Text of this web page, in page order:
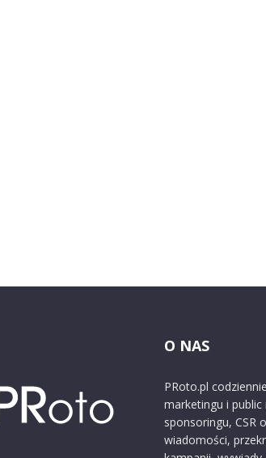
O NAS
PRoto.pl
marketingu i
sponsoringu, CSR
wiadomości,